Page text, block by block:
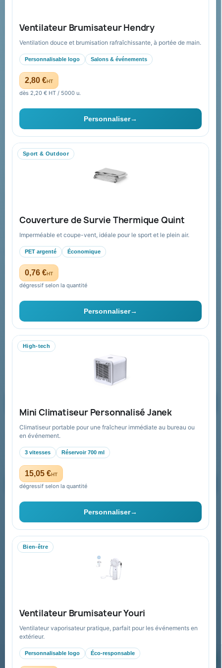
Ventilateur Brumisateur Hendry
Ventilation douce et brumisation rafraîchissante, à portée de main.
Personnalisable logo Salons & événements
2,80 €HT
dès 2,20 € HT / 5000 u.
Personnaliser→
Sport & Outdoor
Couverture de Survie Thermique Quint
Imperméable et coupe-vent, idéale pour le sport et le plein air.
PET argenté Économique
0,76 €HT
dégressif selon la quantité
Personnaliser→
High-tech
Mini Climatiseur Personnalisé Janek
Climatiseur portable pour une fraîcheur immédiate au bureau ou
en événement.
3 vitesses Réservoir 700 ml
15,05 €HT
dégressif selon la quantité
Personnaliser→
Bien-être
Ventilateur Brumisateur Youri
Ventilateur vaporisateur pratique, parfait pour les événements en
extérieur.
Personnalisable logo Éco-responsable
Nouveautés
Catalogue goodies
Cadeaux de fin d’année
À propos
Nos expertises &
accompagnement global
Ils nous ont fait confiance
Livraison
Nous contacter
FAQ sur Promenoch Goodies Pub France
Conditions de retour
Paiement sécurisé
Plan du site
Contact & devis
06 09 53 17 41
WhatsApp
equipe@promenoch-goodies.com
Recevez nos offres spéciales
Vous pouvez vous désinscrire à tout moment. Vous trouverez pour
cela nos informations de contact dans les conditions d'utilisation du
site.
Collectivités & administrations
Devis, mandat administratif et facturation Chorus Pro
© 2026 Goodies Pub France — Tous droits réservés